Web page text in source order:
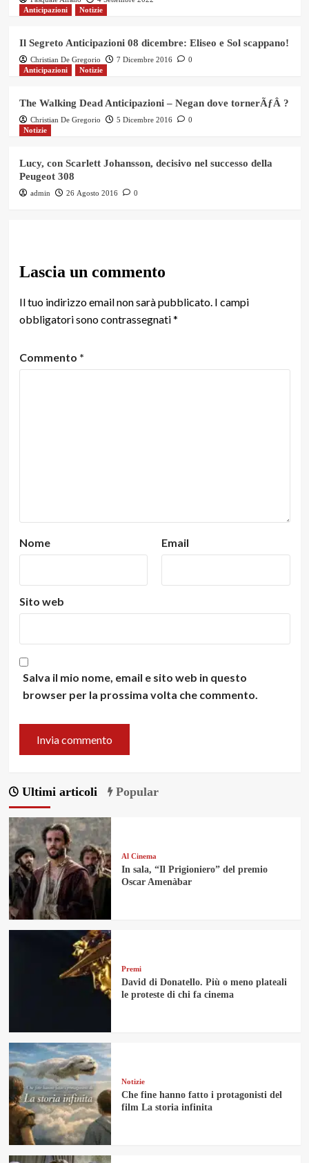
Anticipazioni
Notizie
Il Segreto Anticipazioni 08 dicembre: Eliseo e Sol scappano!
Christian De Gregorio 7 Dicembre 2016
0
Anticipazioni
Notizie
The Walking Dead Anticipazioni – Negan dove tornerÃƒÂ ?
Christian De Gregorio 5 Dicembre 2016
0
Notizie
Lucy, con Scarlett Johansson, decisivo nel successo della
Peugeot 308
admin 26 Agosto 2016 0
Lascia un commento
Il tuo indirizzo email non sarà pubblicato. I campi
obbligatori sono contrassegnati*
Commento *
Nome Email
Sito web
Salva il mio nome, email e sito web in questo
browser per la prossima volta che commento.
Ultimi articoli Popular
Al Cinema
In sala, “Il Prigioniero” del premio
Oscar Amenàbar
Premi
David di Donatello. Più o meno plateali
le proteste di chi fa cinema
Notizie
Che fine hanno fatto i protagonisti del
film La storia infinita